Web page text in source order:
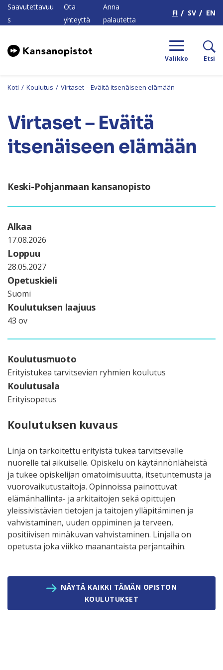
Saavutettavuu
s
Ota
yhteyttä
Anna
palautetta
FI SV EN
Valikko Etsi
Koti / Koulutus / Virtaset – Eväitä itsenäiseen elämään
Virtaset – Eväitä
itsenäiseen elämään
Keski-Pohjanmaan kansanopisto
Alkaa
17.08.2026
Loppuu
28.05.2027
Opetuskieli
Suomi
Koulutuksen laajuus
43 ov
Koulutusmuoto
Erityistukea tarvitsevien ryhmien koulutus
Koulutusala
Erityisopetus
Koulutuksen kuvaus
Linja on tarkoitettu erityistä tukea tarvitsevalle
nuorelle tai aikuiselle. Opiskelu on käytännönläheistä
ja tukee opiskelijan omatoimisuutta, itsetuntemusta ja
vuorovaikutustaitoja. Opinnoissa painottuvat
elämänhallinta- ja arkitaitojen sekä opittujen
yleissivistävien tietojen ja taitojen ylläpitäminen ja
vahvistaminen, uuden oppiminen ja terveen,
positiivisen minäkuvan vahvistaminen. Linjalla on
opetusta joka viikko maanantaista perjantaihin.
NÄYTÄ KAIKKI TÄMÄN OPISTON
KOULUTUKSET